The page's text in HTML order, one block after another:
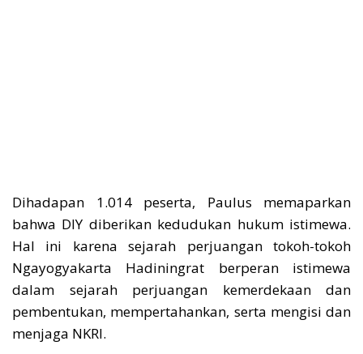
Dihadapan 1.014 peserta, Paulus memaparkan
bahwa DIY diberikan kedudukan hukum istimewa.
Hal ini karena sejarah perjuangan tokoh-tokoh
Ngayogyakarta Hadiningrat berperan istimewa
dalam sejarah perjuangan kemerdekaan dan
pembentukan, mempertahankan, serta mengisi dan
menjaga NKRI.